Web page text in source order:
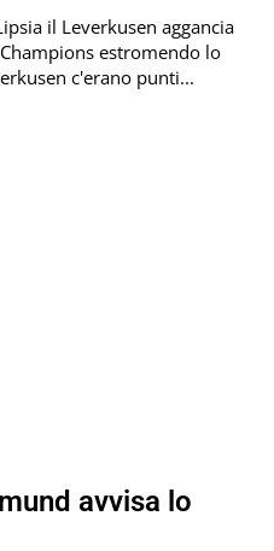
il Leverkusen aggancia
estromendo lo
e Leverkusen c'erano punti...
avvisa lo